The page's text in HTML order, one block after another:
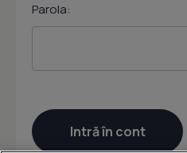
Parola: